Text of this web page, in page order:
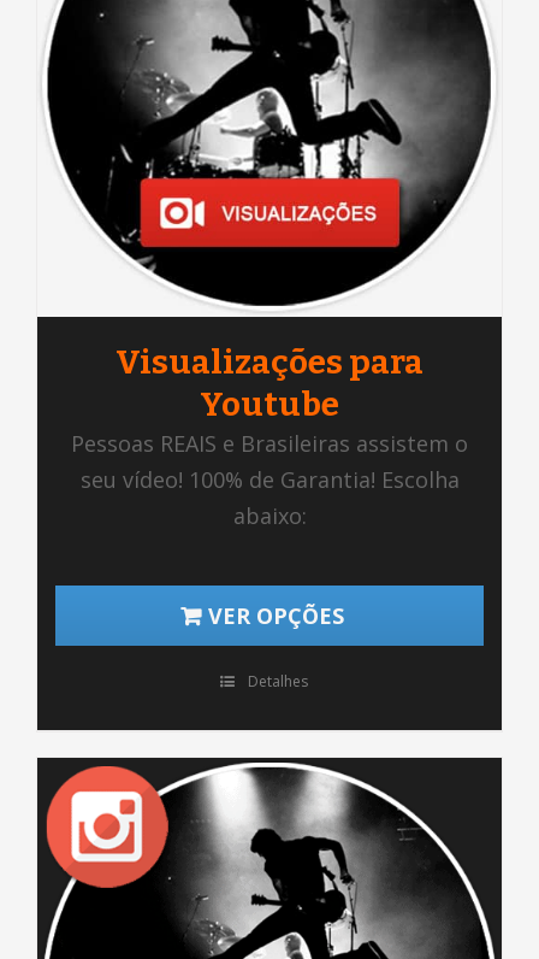
Visualizações para
Youtube
Pessoas REAIS e Brasileiras assistem o
seu vídeo! 100% de Garantia! Escolha
abaixo:
VER OPÇÕES
Detalhes